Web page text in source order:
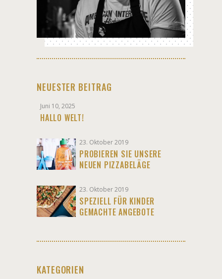
NEUESTER BEITRAG
Juni 10, 2025
HALLO WELT!
23. Oktober 2019
PROBIEREN SIE UNSERE
NEUEN PIZZABELÄGE
23. Oktober 2019
SPEZIELL FÜR KINDER
GEMACHTE ANGEBOTE
KATEGORIEN